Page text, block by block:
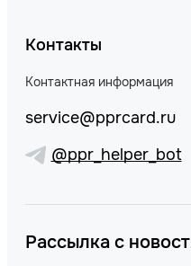
Контакты
Контактная информация
service@pprcard.ru
@ppr_helper_bot
Рассылка с